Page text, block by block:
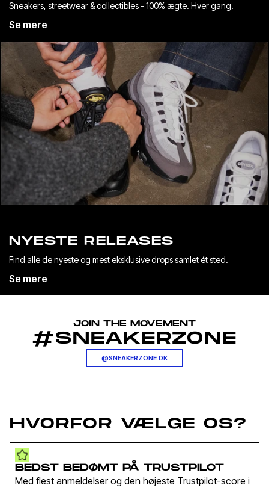
Sneakers, streetwear & collectibles - 100% ægte. Hver gang.
Se mere
NYESTE RELEASES
Find alle de nyeste og mest eksklusive drops samlet ét sted.
Se mere
JOIN THE MOVEMENT
#SNEAKERZONE
@SNEAKERZONE.DK
HVORFOR VÆLGE OS?
BEDST BEDØMT PÅ TRUSTPILOT
Med flest anmeldelser og den højeste Trustpilot-score i